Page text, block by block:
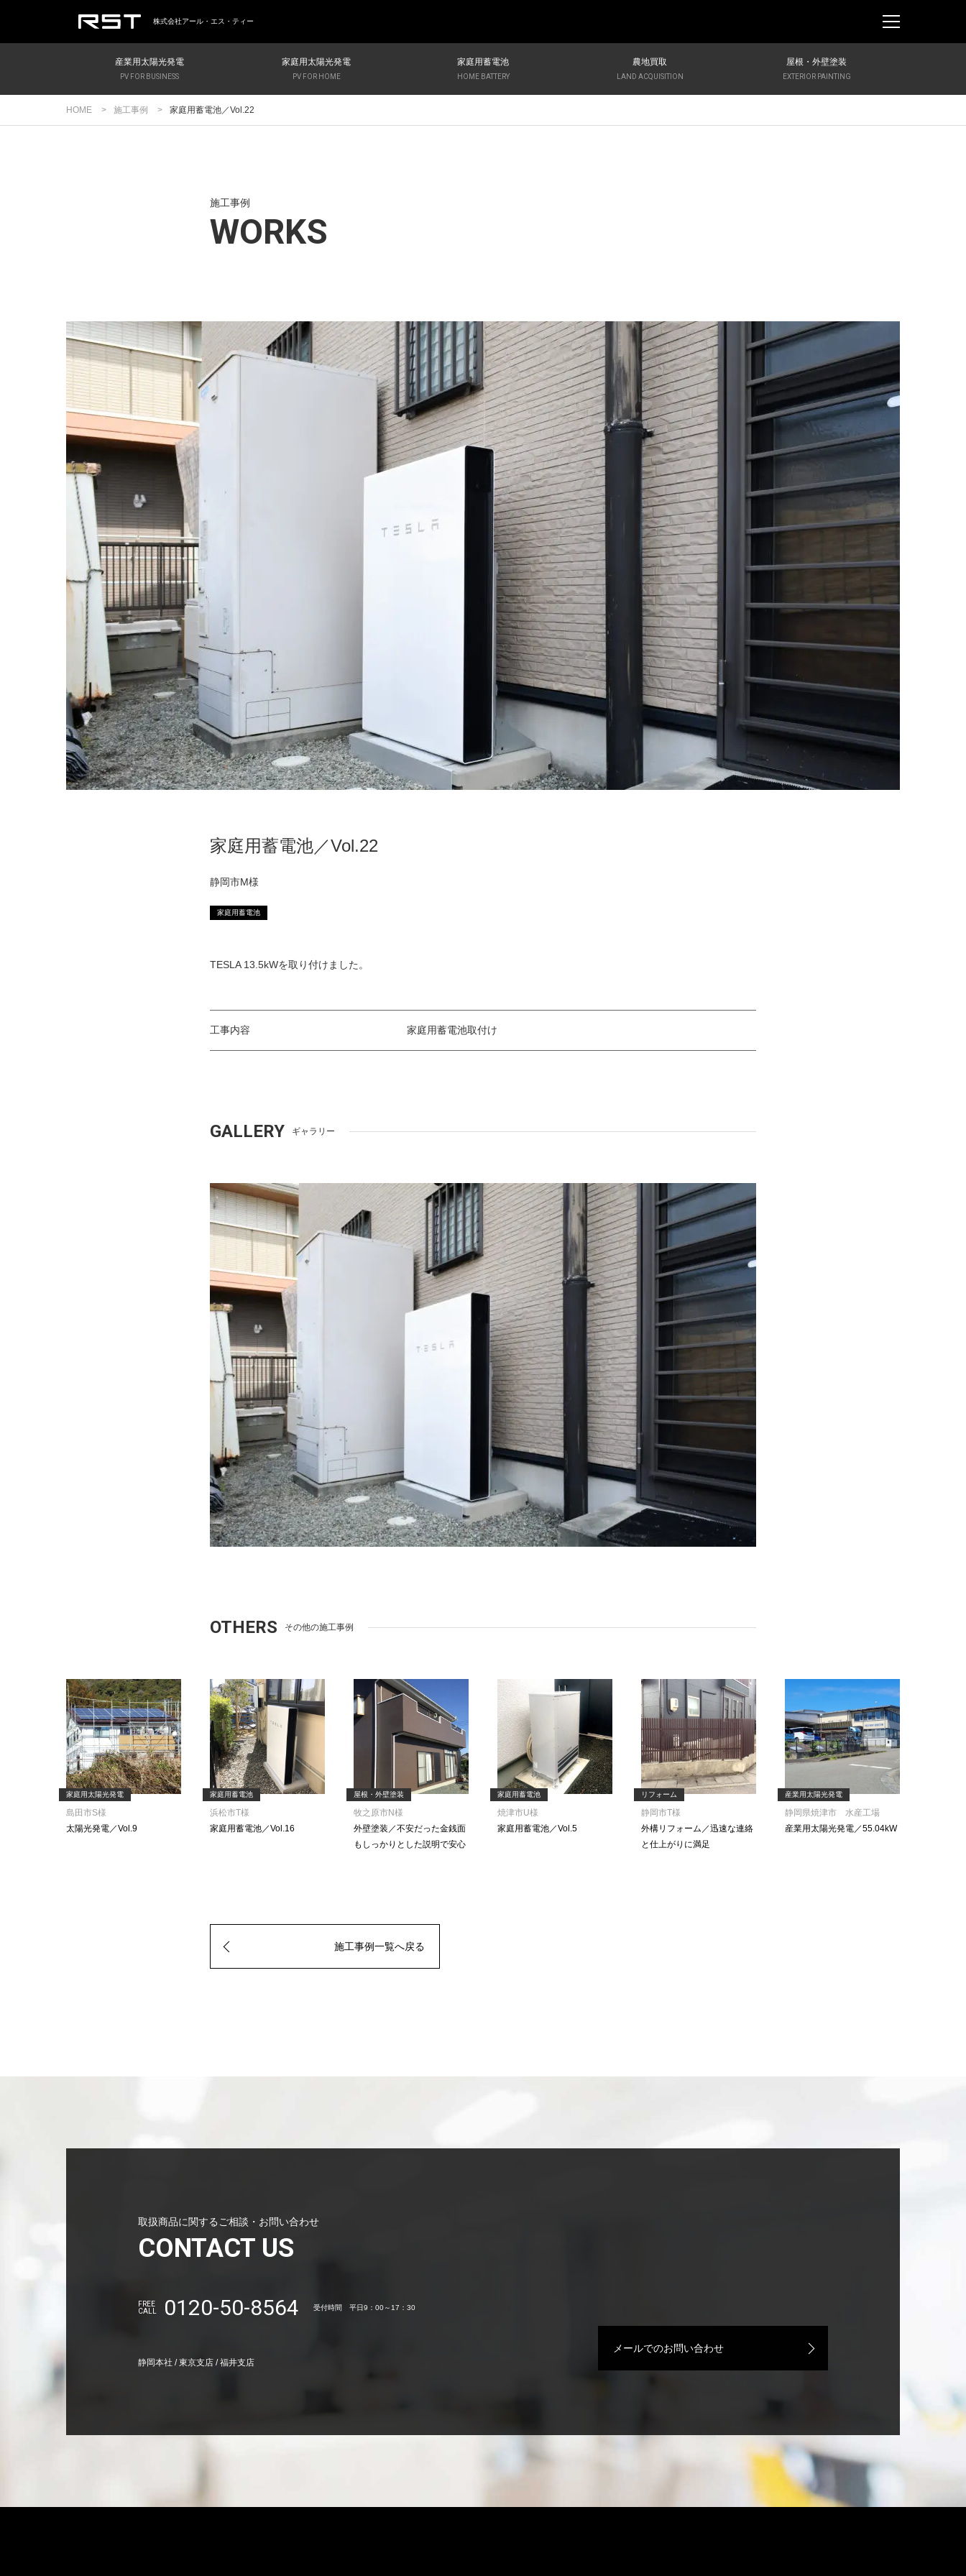
株式会社アール・エス・ティー
産業用太陽光発電
PV FOR BUSINESS
家庭用太陽光発電
PV FOR HOME
家庭用蓄電池
HOME BATTERY
農地買取
LAND ACQUISITION
屋根・外壁塗装
EXTERIOR PAINTING
HOME 施工事例 家庭用蓄電池／Vol.22
施工事例
WORKS
家庭用蓄電池／Vol.22
静岡市M様
家庭用蓄電池
TESLA 13.5kWを取り付けました。
工事内容 家庭用蓄電池取付け
GALLERY ギャラリー
OTHERS その他の施工事例
家庭用太陽光発電
島田市S様
太陽光発電／Vol.9
家庭用蓄電池
浜松市T様
家庭用蓄電池／Vol.16
屋根・外壁塗装
牧之原市N様
外壁塗装／不安だった金銭面
もしっかりとした説明で安心
家庭用蓄電池
焼津市U様
家庭用蓄電池／Vol.5
リフォーム
静岡市T様
外構リフォーム／迅速な連絡
と仕上がりに満足
産業用太陽光発電
静岡県焼津市 水産工場
産業用太陽光発電／55.04kW
施工事例一覧へ戻る
取扱商品に関するご相談・お問い合わせ
CONTACT US
FREE
CALL
0120-50-8564 受付時間 平日9：00～17：30
静岡本社 / 東京支店 / 福井支店
メールでのお問い合わせ